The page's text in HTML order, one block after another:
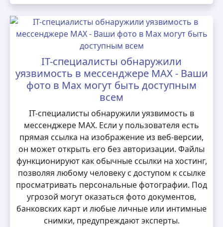
IT-специалисты обнаружили
уязвимость в мессенджере MAX - Ваши
фото в Max могут быть доступным
всем
IT-специалисты обнаружили уязвимость в
мессенджере MAX. Если у пользователя есть
прямая ссылка на изображение из веб-версии,
он может открыть его без авторизации. Файлы
функционируют как обычные ссылки на хостинг,
позволяя любому человеку с доступом к ссылке
просматривать персональные фотографии. Под
угрозой могут оказаться фото документов,
банковских карт и любые личные или интимные
снимки, предупреждают эксперты.